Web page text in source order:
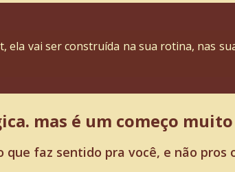
ela vai ser construída na sua rotina, nas
mas é um começo
faz sentido pra você, e não pros